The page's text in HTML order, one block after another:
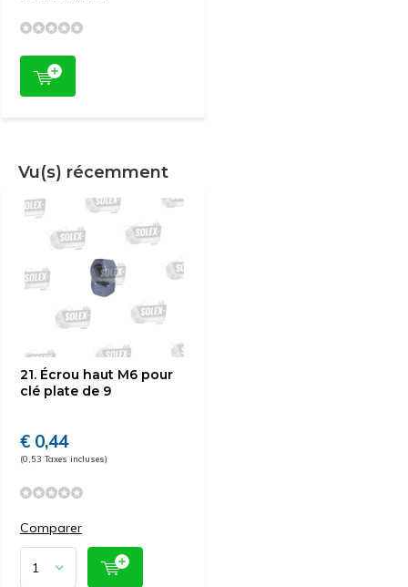
Vu(s) récemment
21. Écrou haut M6 pour
clé plate de 9
€ 0,44
(0,53 Taxes incluses)
Comparer